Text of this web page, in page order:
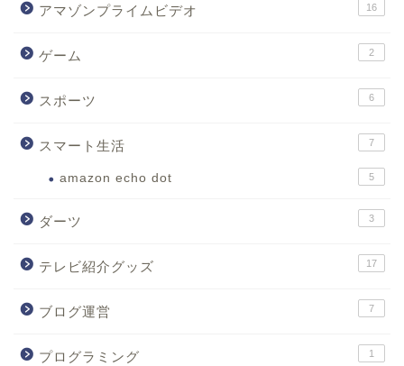
アマゾンプライムビデオ 16
ゲーム 2
スポーツ 6
スマート生活 7
amazon echo dot 5
ダーツ 3
テレビ紹介グッズ 17
ブログ運営 7
プログラミング 1